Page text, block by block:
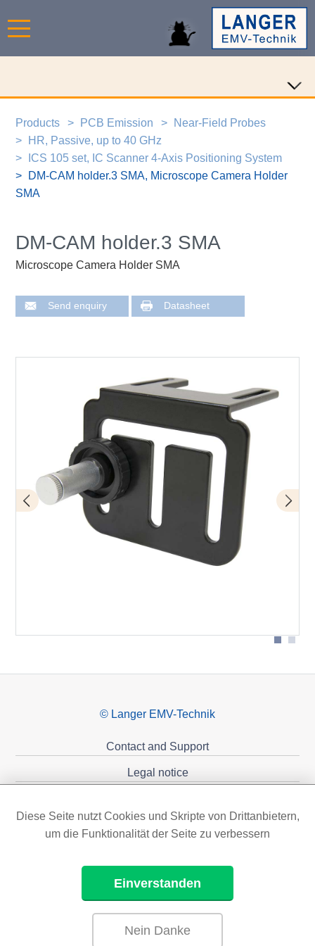
Products PCB Emission
Near-Field Probes
HR, Passive, up to 40 GHz
ICS 105 set, IC Scanner 4-Axis Positioning System
DM-CAM holder.3 SMA, Microscope Camera Holder
SMA
DM-CAM holder.3 SMA
Microscope Camera Holder SMA
Send enquiry Datasheet
© Langer EMV-Technik
Contact and Support
Legal notice
Diese Seite nutzt Cookies und Skripte von Drittanbietern,
um die Funktionalität der Seite zu verbessern
Einverstanden
Nein Danke